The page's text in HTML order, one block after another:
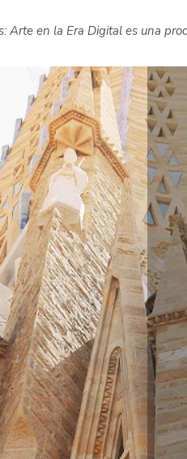
Arte en la Era Digital es una